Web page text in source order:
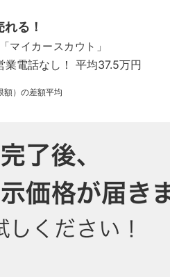
る！
マイカースカウト」
額）の差額平均